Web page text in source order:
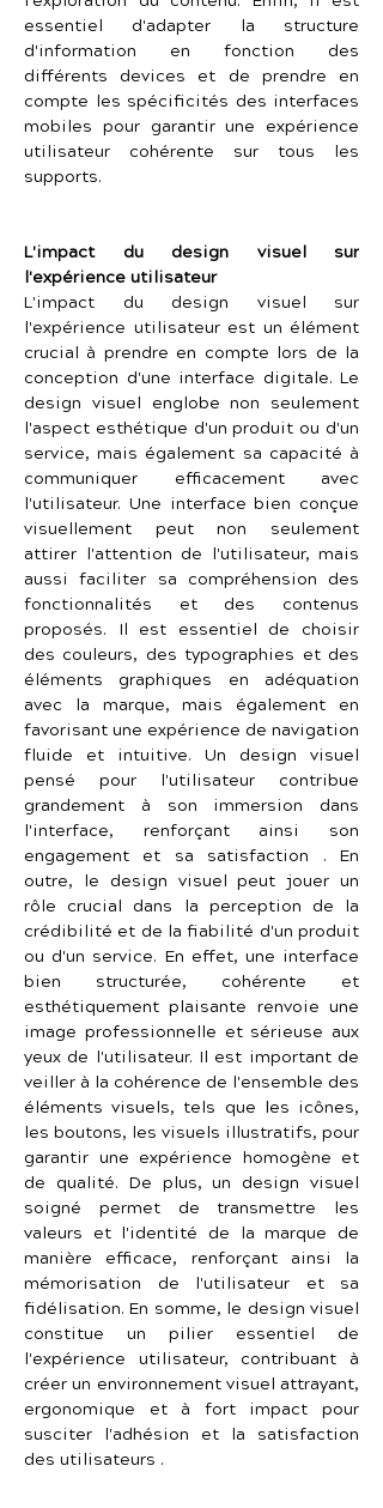
essentiel d'adapter la structure
d'information en fonction des
différents devices et de prendre en
compte les spécificités des interfaces
mobiles pour garantir une expérience
utilisateur cohérente sur tous les
supports.
L'impact du design visuel sur
l'expérience utilisateur
L'impact du design visuel sur
l'expérience utilisateur est un élément
crucial à prendre en compte lors de la
conception d'une interface digitale. Le
design visuel englobe non seulement
l'aspect esthétique d'un produit ou d'un
service, mais également sa capacité à
communiquer efficacement avec
l'utilisateur. Une interface bien conçue
visuellement peut non seulement
attirer l'attention de l'utilisateur, mais
aussi faciliter sa compréhension des
fonctionnalités et des contenus
proposés. Il est essentiel de choisir
des couleurs, des typographies et des
éléments graphiques en adéquation
avec la marque, mais également en
favorisant une expérience de navigation
fluide et intuitive. Un design visuel
pensé pour l'utilisateur contribue
grandement à son immersion dans
l'interface, renforçant ainsi son
engagement et sa satisfaction . En
outre, le design visuel peut jouer un
rôle crucial dans la perception de la
crédibilité et de la fiabilité d'un produit
ou d'un service. En effet, une interface
bien structurée, cohérente et
esthétiquement plaisante renvoie une
image professionnelle et sérieuse aux
yeux de l'utilisateur. Il est important de
veiller à la cohérence de l'ensemble des
éléments visuels, tels que les icônes,
les boutons, les visuels illustratifs, pour
garantir une expérience homogène et
de qualité. De plus, un design visuel
soigné permet de transmettre les
valeurs et l'identité de la marque de
manière efficace, renforçant ainsi la
mémorisation de l'utilisateur et sa
fidélisation. En somme, le design visuel
constitue un pilier essentiel de
l'expérience utilisateur, contribuant à
créer un environnement visuel attrayant,
ergonomique et à fort impact pour
susciter l'adhésion et la satisfaction
des utilisateurs .